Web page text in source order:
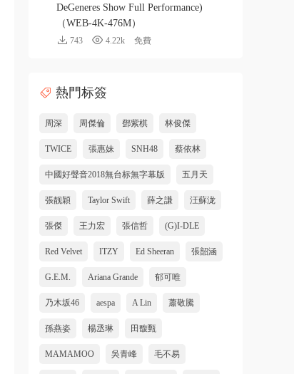
DeGeneres Show Full Performance)
（WEB-4K-476M）
743 4.22k 免費
熱門标簽
周深 周傑倫 鄧紫棋 林俊傑
TWICE 張惠妹 SNH48 蔡依林
中國好聲音2018無台标無字幕版 五月天
張靓穎 Taylor Swift 薛之謙 汪蘇泷
張傑 王力宏 張信哲 (G)I-DLE
Red Velvet ITZY Ed Sheeran 張韶涵
G.E.M. Ariana Grande 郁可唯
乃木坂46 aespa A Lin 蕭敬騰
孫燕姿 楊丞琳 田馥甄
MAMAMOO 吳青峰 毛不易